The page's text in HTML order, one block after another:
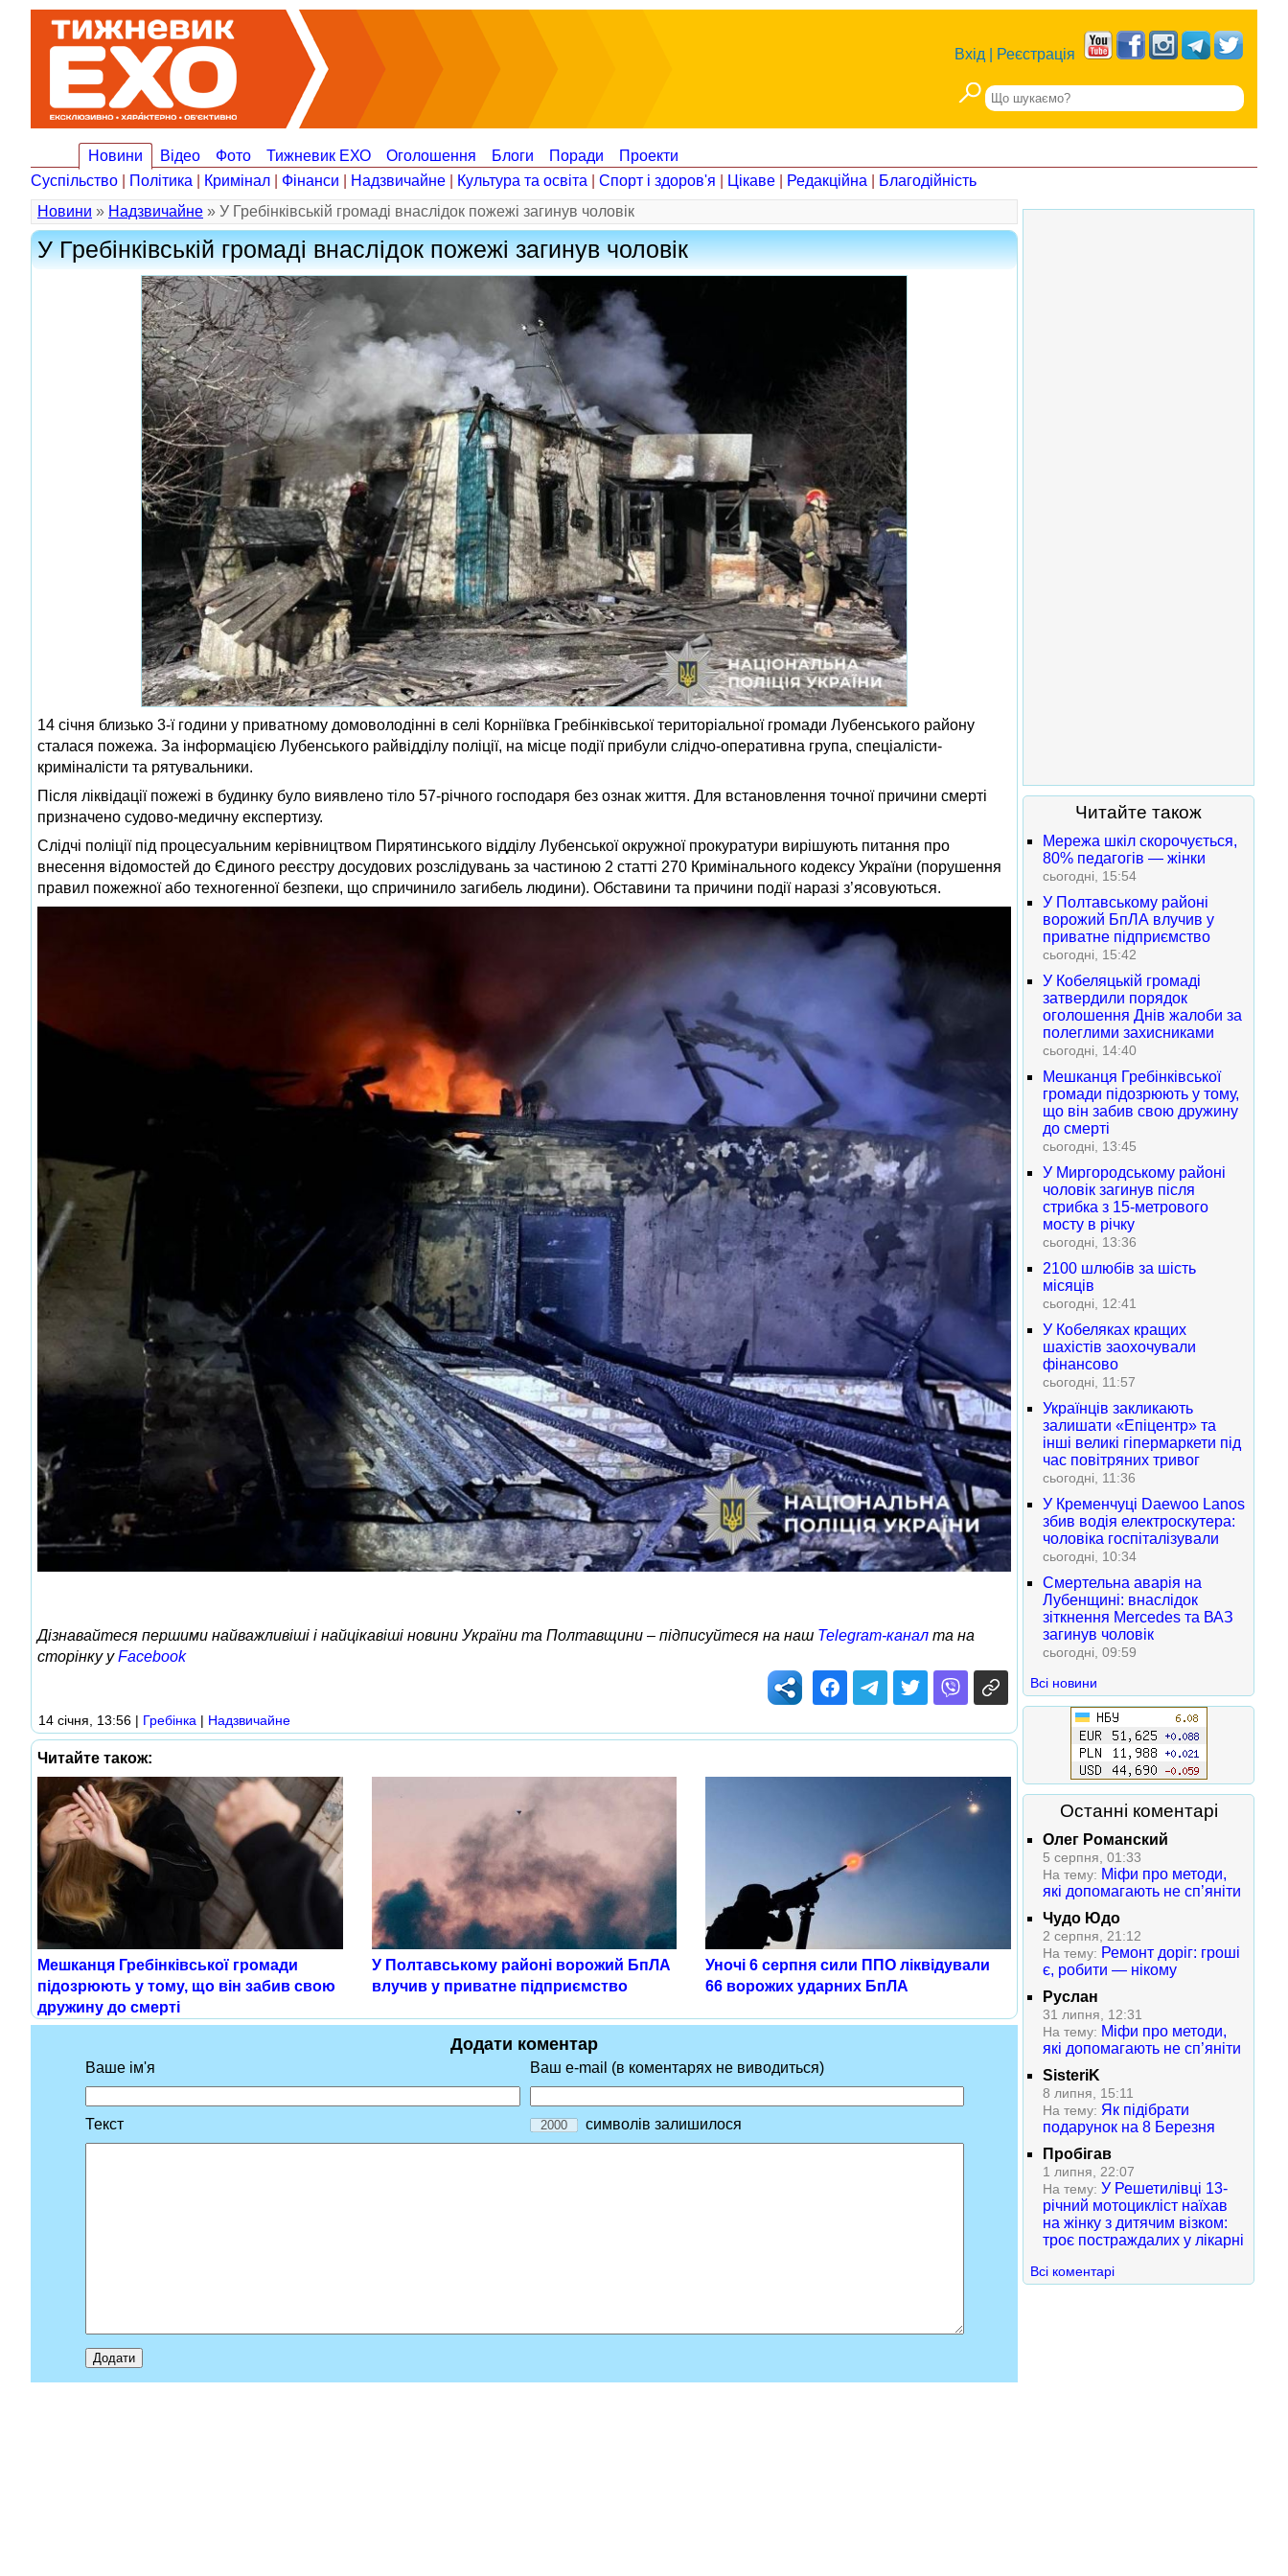
Вхід Реєстрація
Новини Відео Фото Тижневик ЕХО Оголошення Блоги Поради
Проекти
Суспільство
Політика Кримінал Фінанси Надзвичайне Культура та освіта Спорт і здоров'я Цікаве Редакційна
Благодійність
Новини » Надзвичайне » У Гребінківській громаді внаслідок пожежі загинув чоловік
У Гребінківській громаді внаслідок пожежі загинув чоловік
14 січня близько 3-ї години у приватному домоволодінні в селі Корніївка Гребінківської територіальної громади Лубенського району
сталася пожежа. За інформацією Лубенського райвідділу поліції, на місце події прибули слідчо-оперативна група, спеціалісти-
криміналісти та рятувальники.
Після ліквідації пожежі в будинку було виявлено тіло 57-річного господаря без ознак життя. Для встановлення точної причини смерті
призначено судово-медичну експертизу.
Слідчі поліції під процесуальним керівництвом Пирятинського відділу Лубенської окружної прокуратури вирішують питання про
внесення відомостей до Єдиного реєстру досудових розслідувань за частиною 2 статті 270 Кримінального кодексу України (порушення
правил пожежної або техногенної безпеки, що спричинило загибель людини). Обставини та причини події наразі з’ясовуються.
Дізнавайтеся першими найважливіші і найцікавіші новини України та Полтавщини – підписуйтеся на наш Telegram-канал та на
сторінку уFacebook
14 січня, 13:56 | Гребінка | Надзвичайне
Читайте також:
Мешканця Гребінківської громади
підозрюють у тому, що він забив свою
дружину до смерті
У Полтавському районі ворожий БпЛА
влучив у приватне підприємство
Уночі 6 серпня сили ППО ліквідували
66 ворожих ударних БпЛА
Додати коментар
Ваше ім'я Ваш e-mail (в коментарях не виводиться)
Текст символів залишилося
Читайте також
Мережа шкіл скорочується,
80% педагогів — жінки
сьогодні, 15:54
У Полтавському районі
ворожий БпЛА влучив у
приватне підприємство
сьогодні, 15:42
У Кобеляцькій громаді
затвердили порядок
оголошення Днів жалоби за
полеглими захисниками
сьогодні, 14:40
Мешканця Гребінківської
громади підозрюють у тому,
що він забив свою дружину
до смерті
сьогодні, 13:45
У Миргородському районі
чоловік загинув після
стрибка з 15-метрового
мосту в річку
сьогодні, 13:36
2100 шлюбів за шість
місяців
сьогодні, 12:41
У Кобеляках кращих
шахістів заохочували
фінансово
сьогодні, 11:57
Українців закликають
залишати «Епіцентр» та
інші великі гіпермаркети під
час повітряних тривог
сьогодні, 11:36
У Кременчуці Daewoo Lanos
збив водія електроскутера:
чоловіка госпіталізували
сьогодні, 10:34
Смертельна аварія на
Лубенщині: внаслідок
зіткнення Mercedes та ВАЗ
загинув чоловік
сьогодні, 09:59
Всі новини
Останні коментарі
Олег Романский
5 серпня, 01:33
На тему: Міфи про методи,
які допомагають не сп’яніти
Чудо Юдо
2 серпня, 21:12
На тему: Ремонт доріг: гроші
є, робити — нікому
Руслан
31 липня, 12:31
На тему: Міфи про методи,
які допомагають не сп’яніти
SisteriK
8 липня, 15:11
На тему: Як підібрати
подарунок на 8 Березня
Пробігав
1 липня, 22:07
На тему: У Решетилівці 13-
річний мотоцикліст наїхав
на жінку з дитячим візком:
троє постраждалих у лікарні
Всі коментарі